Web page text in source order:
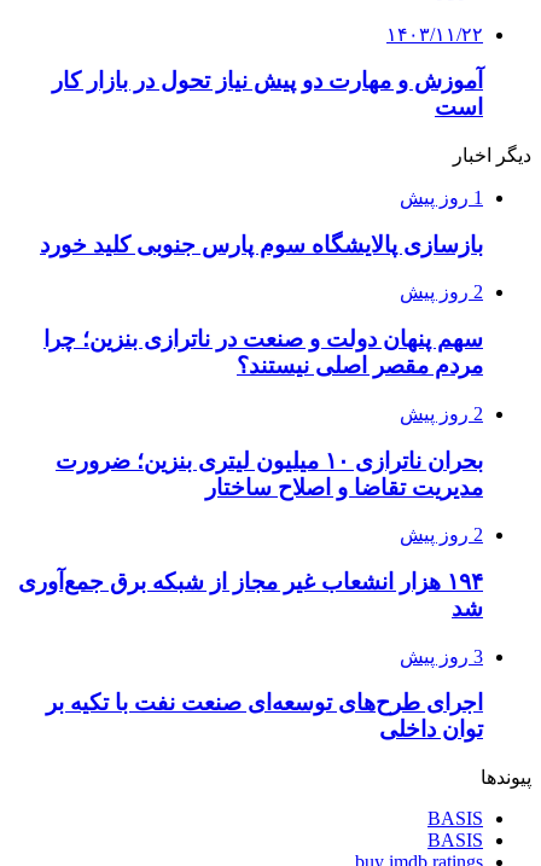
۱۴۰۳/۱۱/۲۲
آموزش و مهارت دو پیش نیاز تحول در بازار کار
است
دیگر اخبار
1 روز پیش
بازسازی پالایشگاه سوم پارس جنوبی کلید خورد
2 روز پیش
سهم پنهان دولت و صنعت در ناترازی بنزین؛ چرا
مردم مقصر اصلی نیستند؟
2 روز پیش
بحران ناترازی ۱۰ میلیون لیتری بنزین؛ ضرورت
مدیریت تقاضا و اصلاح ساختار
2 روز پیش
۱۹۴ هزار انشعاب غیر مجاز از شبکه برق جمع‌آوری
شد
3 روز پیش
اجرای طرح‌های توسعه‌ای صنعت نفت با تکیه بر
توان داخلی
پیوندها
BASIS
BASIS